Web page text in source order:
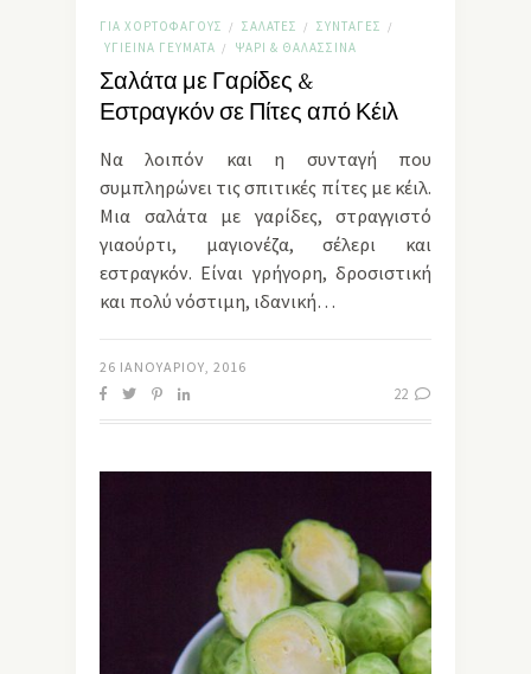
ΓΙΑ ΧΟΡΤΟΦΆΓΟΥΣ / ΣΑΛΆΤΕΣ / ΣΥΝΤΑΓΈΣ /
ΥΓΙΕΙΝΆ ΓΕΎΜΑΤΑ / ΨΆΡΙ & ΘΑΛΑΣΣΙΝΆ
Σαλάτα με Γαρίδες &
Εστραγκόν σε Πίτες από Κέιλ
Να λοιπόν και η συνταγή που
συμπληρώνει τις σπιτικές πίτες με κέιλ.
Μια σαλάτα με γαρίδες, στραγγιστό
γιαούρτι, μαγιονέζα, σέλερι και
εστραγκόν. Είναι γρήγορη, δροσιστική
και πολύ νόστιμη, ιδανική…
26 ΙΑΝΟΥΑΡΊΟΥ, 2016
22